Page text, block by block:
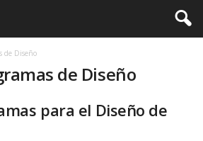
de Diseño
de Diseño
para el Diseño de